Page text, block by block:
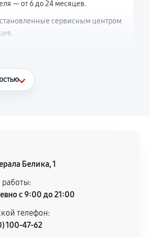
— от 6 до 24 месяцев.
сервисным центром
гарантийным случаем
в течение
срока.
комплектующей заявленным
характеристикам.
для подтверждения
Белика, 1
с 9:00 до 21:00
телефон:
100-47-62